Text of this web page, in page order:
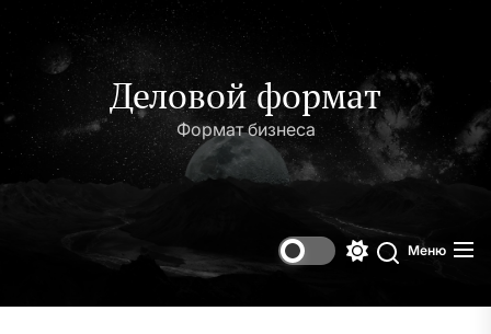
содержимому
Деловой формат
Формат бизнеса
Поиск
Меню